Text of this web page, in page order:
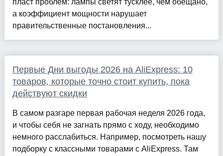
пласт проблем: лампы светят тусклее, чем обещано,
а коэффициент мощности нарушает
правительственные постановления...
Первые Дни выгоды 2026 на AliExpress: 10
товаров, которые точно стоит купить, пока
действуют скидки
В самом разгаре первая рабочая неделя 2026 года,
и чтобы себя не загнать прямо с ходу, необходимо
немного расслабиться. Например, посмотреть нашу
подборку с классными товарами с AliExpress. Там